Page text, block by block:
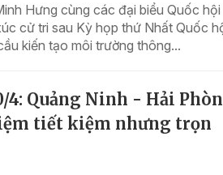
Hưng cùng các đại biểu Quốc hội
cử tri sau Kỳ họp thứ Nhất Quốc
kiến tạo môi trường thông...
Quảng Ninh - Hải
tiết kiệm nhưng trọn